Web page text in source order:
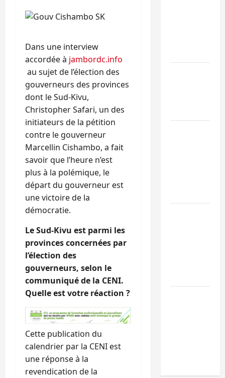
Dans une interview
accordée à jambordc.info
au sujet de l’élection des
gouverneurs des provinces
dont le Sud-Kivu,
Christopher Safari, un des
initiateurs de la pétition
contre le gouverneur
Marcellin Cishambo, a fait
savoir que l’heure n’est
plus à la polémique, le
départ du gouverneur est
une victoire de la
démocratie.
Le Sud-Kivu est parmi les
provinces concernées par
l’élection des
gouverneurs, selon le
communiqué de la CENI.
Quelle est votre réaction ?
Cette publication du
calendrier par la CENI est
une réponse à la
revendication de la